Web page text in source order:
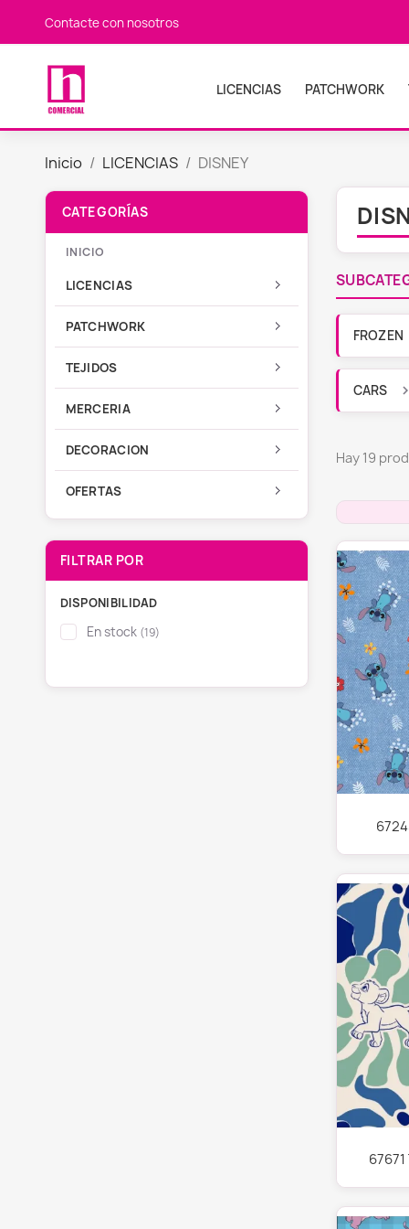
Contacte con nosotros
LICENCIAS PATCHWORK
Inicio LICENCIAS DISNEY
INICIO
LICENCIAS
PATCHWORK
TEJIDOS
MERCERIA
DECORACION
OFERTAS
DISPONIBILIDAD
En stock (19)
FROZEN
CARS
Hay 19
67671